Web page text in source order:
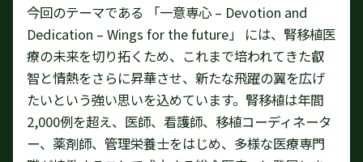
今回のテーマである 「一意専心 – Devotion and
Dedication – Wings for the future」 には、腎移植医
療の未来を切り拓くため、これまで培われてきた叡
智と情熱をさらに昇華させ、新たな飛躍の翼を広げ
たいという強い思いを込めています。腎移植は年間
2,000例を超え、医師、看護師、移植コーディネータ
ー、薬剤師、管理栄養士をはじめ、多様な医療専門